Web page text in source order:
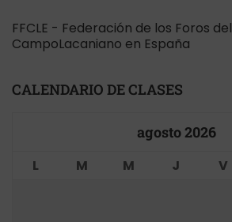
FFCLE - Federación de los Foros del
CampoLacaniano en España
CALENDARIO DE CLASES
agosto2026
L M M J V